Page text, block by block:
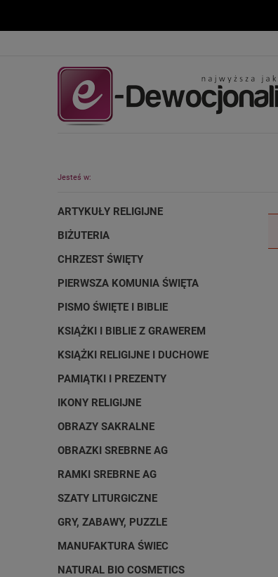
Jesteś w:
ARTYKUŁY RELIGIJNE
BIŻUTERIA
CHRZEST ŚWIĘTY
PIERWSZA KOMUNIA ŚWIĘTA
PISMO ŚWIĘTE I BIBLIE
KSIĄŻKI I BIBLIE Z GRAWEREM
KSIĄŻKI RELIGIJNE I DUCHOWE
PAMIĄTKI I PREZENTY
IKONY RELIGIJNE
OBRAZY SAKRALNE
OBRAZKI SREBRNE AG
RAMKI SREBRNE AG
SZATY LITURGICZNE
GRY, ZABAWY, PUZZLE
MANUFAKTURA ŚWIEC
NATURAL BIO COSMETICS